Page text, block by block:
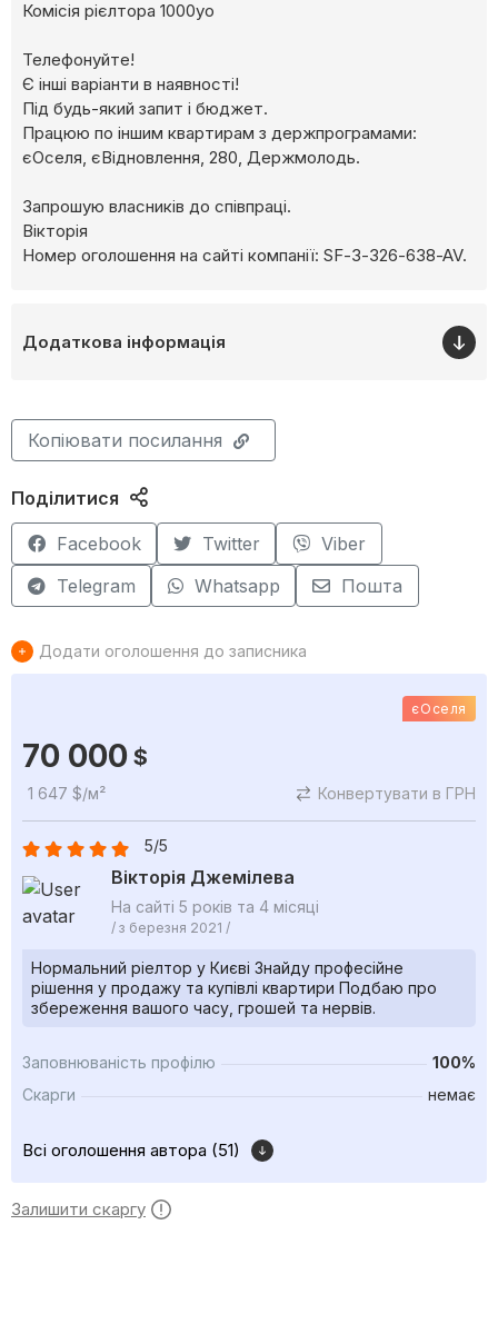
Комісія рієлтора 1000уо
Телефонуйте!
Є інші варіанти в наявності!
Під будь-який запит і бюджет.
Працюю по іншим квартирам з держпрограмами:
єОселя, єВідновлення, 280, Держмолодь.
Запрошую власників до співпраці.
Вікторія
Номер оголошення на сайті компанії: SF-3-326-638-AV.
Додаткова інформація
Копіювати посилання
Поділитися
Facebook Twitter
Viber
Telegram
Whatsapp Пошта
Додати оголошення до записника
єОселя
70 000 $
1 647 $/м² Конвертувати в ГРН
5/5
Вікторія Джемілева
На сайті 5 років та 4 місяці
/ з березня 2021 /
Нормальний ріелтор у Києві Знайду професійне
рішення у продажу та купівлі квартири Подбаю про
збереження вашого часу, грошей та нервів.
Заповнюваність профілю
100%
Скарги
немає
Всі оголошення автора (51)
Залишити скаргу